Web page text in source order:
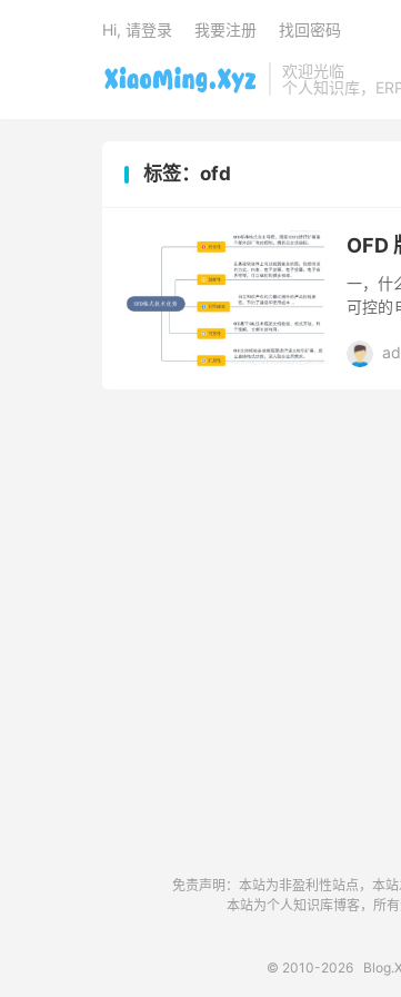
欢迎光临
个人知识库，
Hi, 请登录 我要注册 找回密码
标签：ofd
OFD
一，什
可控的
免责声明：本站为非盈利性站点，本
本站为个人知识库博客，所
© 2010-2026